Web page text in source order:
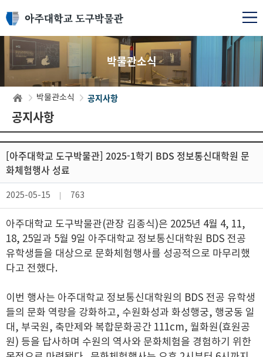
박물관소식
박물관소식 공지사항
공지사항
[아주대학교 도구박물관] 2025-1학기 BDS 정보통신대학원 문
화체험행사 성료
2025-05-15 763
아주대학교 도구박물관(관장 김종식)은 2025년 4월 4, 11,
18, 25일과 5월 9일 아주대학교 정보통신대학원 BDS 전공
유학생들을 대상으로 문화체험행사를 성공적으로 마무리했
다고 전했다.
이번 행사는 아주대학교 정보통신대학원의 BDS 전공 유학생
들의 문화 역량을 강화하고, 수원화성과 화성행궁, 행궁동 일
대, 부국원, 축만제와 복합문화공간 111cm, 월화원(효원공
원) 등을 답사하며 수원의 역사와 문화체험을 경험하기 위한